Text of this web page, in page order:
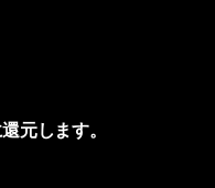
元します。